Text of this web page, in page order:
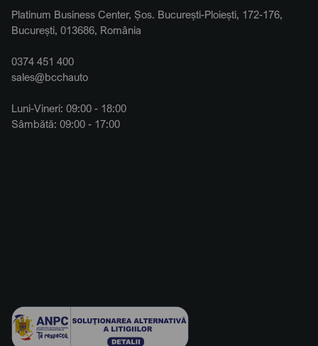
Platinum Business Center, Șos. București-Ploiești, 172-176,
București, 013686, România
0374 451 400
sales@bcchauto
Luni-Vineri: 09:00 - 18:00
Sâmbătă: 09:00 - 17:00